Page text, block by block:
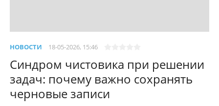
НОВОСТИ 18-05-2026, 15:46
Синдром чистовика при решении
задач: почему важно сохранять
черновые записи